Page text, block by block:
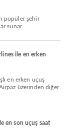
popüler şehir
sunar.
ile en erken
üzerinden diğer
en son uçuş saat